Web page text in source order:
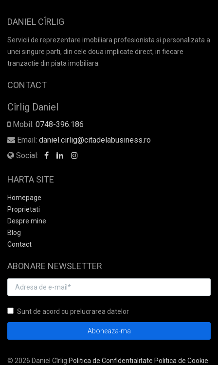
DANIEL CÎRLIG
Servicii de reprezentare imobiliara profesionista si personalizata a
unei singure parti, din cele doua implicate direct, in fiecare
tranzactie din piata imobiliara.
CONTACT
Cîrlig Daniel
Mobil: 0748-396.186
Email: daniel.cirlig@citadelabusiness.ro
Social:
HARTA SITE
Homepage
Proprietati
Despre mine
Blog
Contact
ABONARE NEWSLETTER
Sunt de acord cu prelucrarea datelor
© 2026 Daniel Cîrlig Politica de Confidentialitate Politica de Cookie